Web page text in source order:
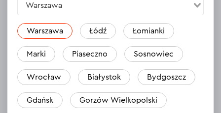
Nikt jeszcze nie zostawił opinii na temat
tego produktu.
Bądź pierwszy
Warszawa
Warszawa Łódź Łomianki
Marki Piaseczno Sosnowiec
Wrocław Białystok Bydgoszcz
Gdańsk Gorzów Wielkopolski